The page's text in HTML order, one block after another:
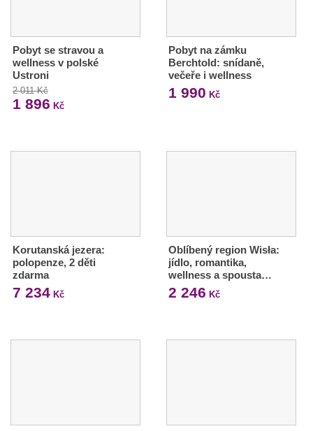
Pobyt se stravou a
wellness v polské
Ustroni
2 011 Kč
1 896 Kč
Pobyt na zámku
Berchtold: snídaně,
večeře i wellness
1 990 Kč
Korutanská jezera:
polopenze, 2 děti
zdarma
7 234 Kč
Oblíbený region Wisła:
jídlo, romantika,
wellness a spousta…
2 246 Kč